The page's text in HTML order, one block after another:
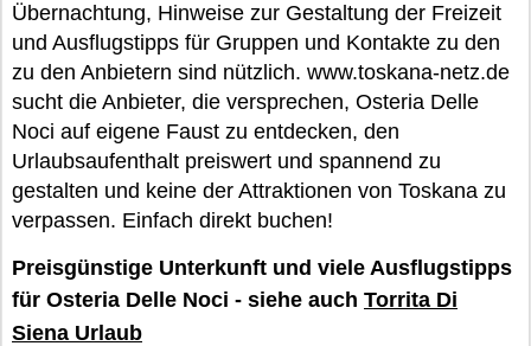
Übernachtung, Hinweise zur Gestaltung der Freizeit
und Ausflugstipps für Gruppen und Kontakte zu den
zu den Anbietern sind nützlich. www.toskana-netz.de
sucht die Anbieter, die versprechen, Osteria Delle
Noci auf eigene Faust zu entdecken, den
Urlaubsaufenthalt preiswert und spannend zu
gestalten und keine der Attraktionen von Toskana zu
verpassen. Einfach direkt buchen!
Preisgünstige Unterkunft und viele Ausflugstipps
für Osteria Delle Noci - siehe auch Torrita Di
Siena Urlaub